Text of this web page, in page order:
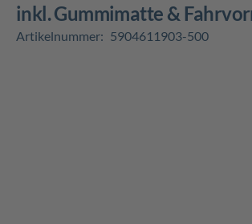
inkl. Gummimatte &
Artikelnummer: 5904611903-500